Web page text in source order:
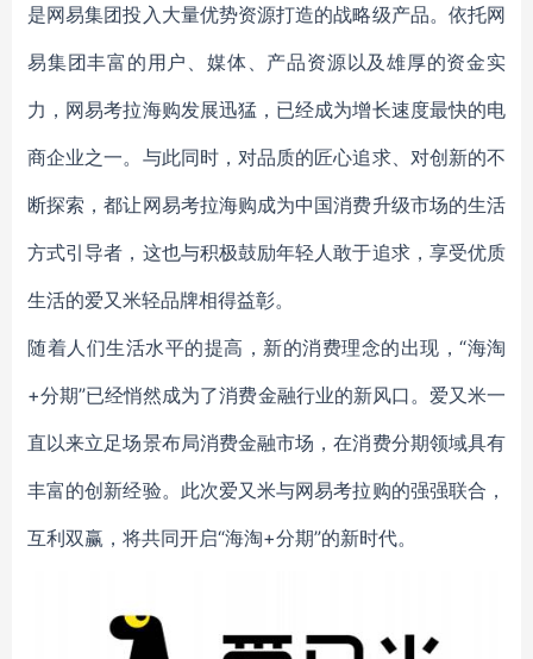
是网易集团投入大量优势资源打造的战略级产品。依托网
易集团丰富的用户、媒体、产品资源以及雄厚的资金实
力，网易考拉海购发展迅猛，已经成为增长速度最快的电
商企业之一。与此同时，对品质的匠心追求、对创新的不
断探索，都让网易考拉海购成为中国消费升级市场的生活
方式引导者，这也与积极鼓励年轻人敢于追求，享受优质
生活的爱又米轻品牌相得益彰。
随着人们生活水平的提高，新的消费理念的出现，“海淘
+分期”已经悄然成为了消费金融行业的新风口。爱又米一
直以来立足场景布局消费金融市场，在消费分期领域具有
丰富的创新经验。此次爱又米与网易考拉购的强强联合，
互利双赢，将共同开启“海淘+分期”的新时代。